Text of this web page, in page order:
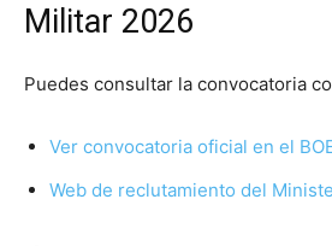
Militar 2026
Puedes consultar la convocatoria
Ver convocatoria oficial en el
Web de reclutamiento del